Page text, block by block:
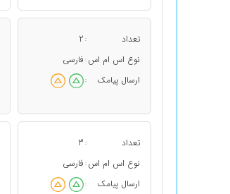
تعداد :
2
نوع اس ام اس : فارسی
ارسال پیامک
:
تعداد :
3
نوع اس ام اس : فارسی
ارسال پیامک
: